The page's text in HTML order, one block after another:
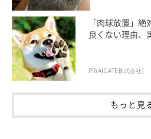
「愛犬がそばで見守ってくれる」と
すが、熱い視線を感じながらのごは
かも？（笑）
「肉球放置」
良くない理由、
PR(AIGATE株式会社)
もっと見